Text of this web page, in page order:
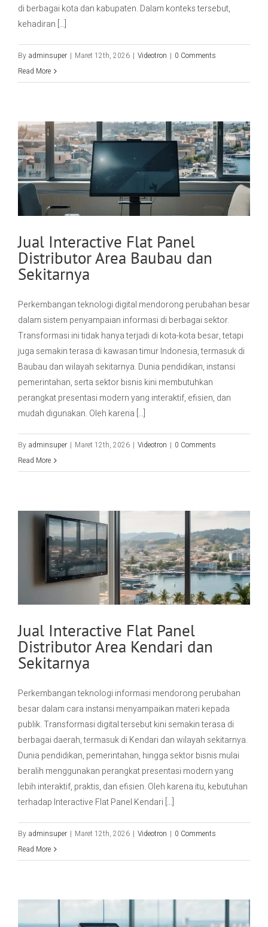
di berbagai kota dan kabupaten. Dalam konteks tersebut,
kehadiran [...]
By adminsuper | Maret 12th, 2026 | Videotron | 0 Comments
Read More
Jual Interactive Flat Panel
Distributor Area Baubau dan
Sekitarnya
Perkembangan teknologi digital mendorong perubahan besar
dalam sistem penyampaian informasi di berbagai sektor.
Transformasi ini tidak hanya terjadi di kota-kota besar, tetapi
juga semakin terasa di kawasan timur Indonesia, termasuk di
Baubau dan wilayah sekitarnya. Dunia pendidikan, instansi
pemerintahan, serta sektor bisnis kini membutuhkan
perangkat presentasi modern yang interaktif, efisien, dan
mudah digunakan. Oleh karena [...]
By adminsuper | Maret 12th, 2026 | Videotron | 0 Comments
Read More
Jual Interactive Flat Panel
Distributor Area Kendari dan
Sekitarnya
Perkembangan teknologi informasi mendorong perubahan
besar dalam cara instansi menyampaikan materi kepada
publik. Transformasi digital tersebut kini semakin terasa di
berbagai daerah, termasuk di Kendari dan wilayah sekitarnya.
Dunia pendidikan, pemerintahan, hingga sektor bisnis mulai
beralih menggunakan perangkat presentasi modern yang
lebih interaktif, praktis, dan efisien. Oleh karena itu, kebutuhan
terhadap Interactive Flat Panel Kendari [...]
By adminsuper | Maret 12th, 2026 | Videotron | 0 Comments
Read More